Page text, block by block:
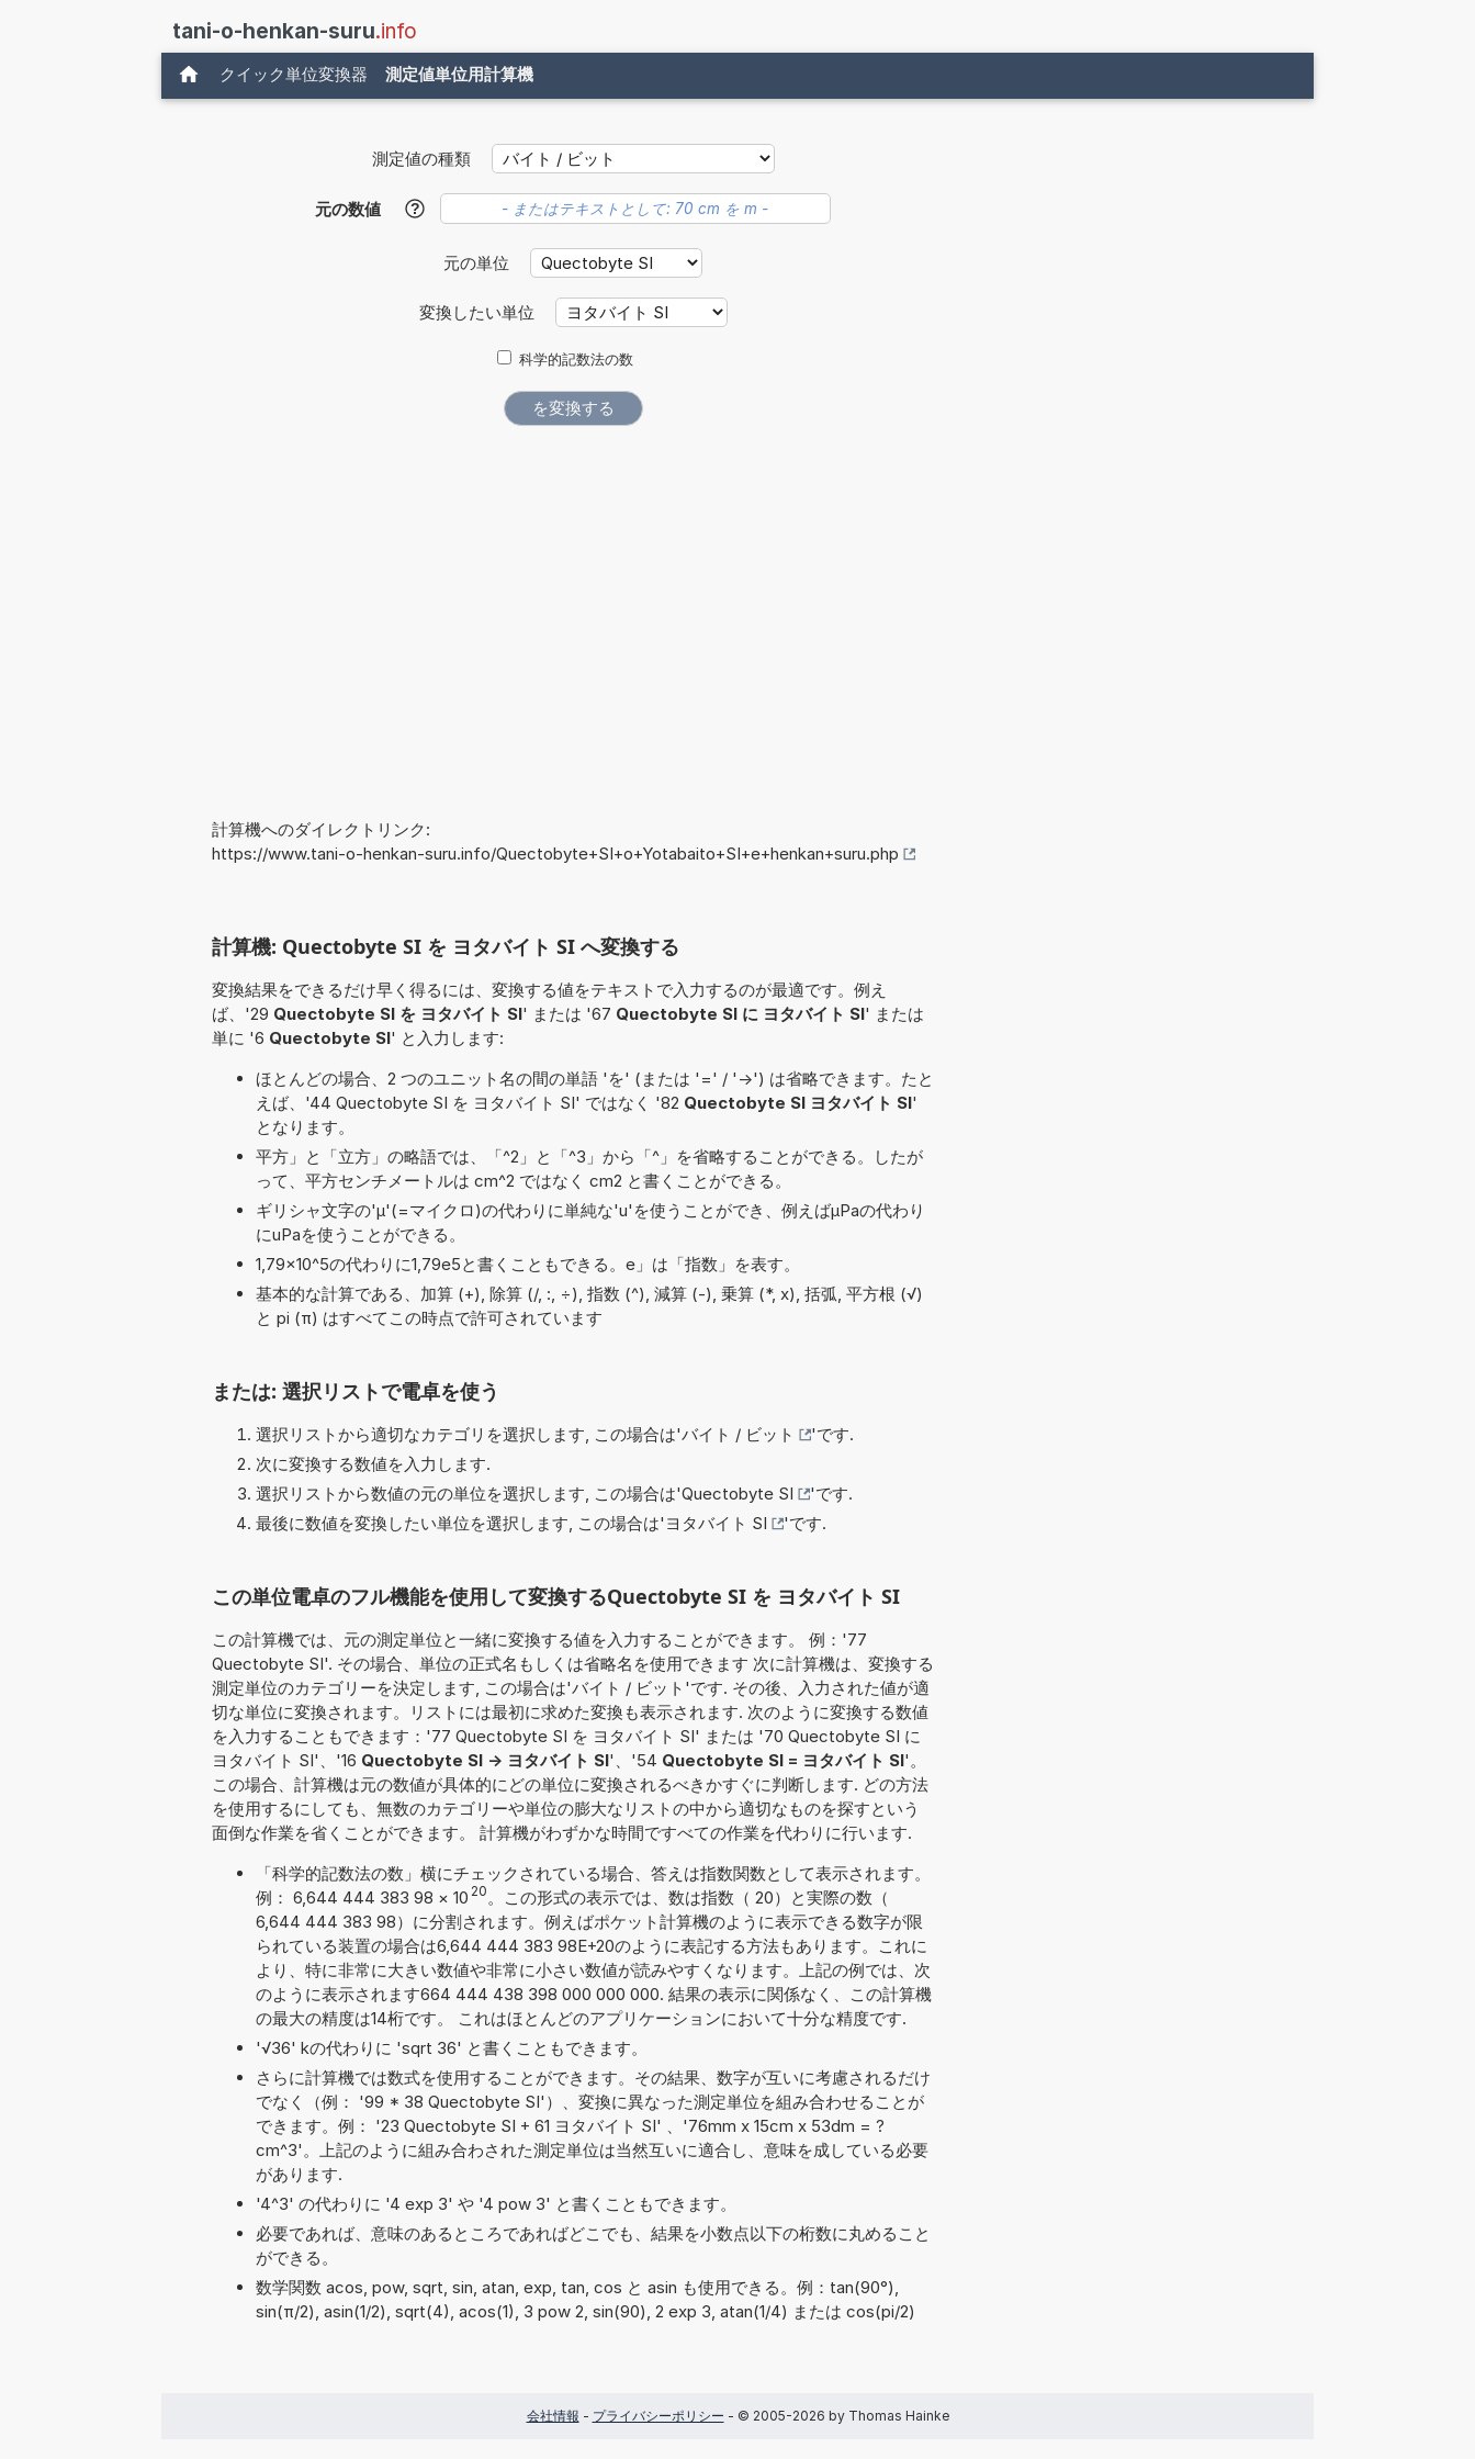
tani-o-henkan-suru.info
クイック単位変換器 測定値単位用計算機
測定値の種類
元の数値 ?
元の単位
変換したい単位
科学的記数法の数
計算機へのダイレクトリンク:
https://www.tani-o-henkan-suru.info/Quectobyte+SI+o+Yotabaito+SI+e+henkan+suru.php
計算機: Quectobyte SI を ヨタバイト SI へ変換する
変換結果をできるだけ早く得るには、変換する値をテキストで入力するのが最適です。例え
ば、'29 Quectobyte SI を ヨタバイト SI' または '67 Quectobyte SI に ヨタバイト SI' または
単に '6 Quectobyte SI' と入力します:
ほとんどの場合、2 つのユニット名の間の単語 'を' (または '=' / '->') は省略できます。たと
えば、'44 Quectobyte SI を ヨタバイト SI' ではなく '82 Quectobyte SI ヨタバイト SI'
となります。
平方」と「立方」の略語では、「^2」と「^3」から「^」を省略することができる。したが
って、平方センチメートルは cm^2 ではなく cm2 と書くことができる。
ギリシャ文字の'μ'(=マイクロ)の代わりに単純な'u'を使うことができ、例えばµPaの代わり
にuPaを使うことができる。
1,79×10^5の代わりに1,79e5と書くこともできる。e」は「指数」を表す。
基本的な計算である、加算 (+), 除算 (/, :, ÷), 指数 (^), 減算 (-), 乗算 (*, x), 括弧, 平方根 (√)
と pi (π) はすべてこの時点で許可されています
または: 選択リストで電卓を使う
選択リストから適切なカテゴリを選択します, この場合は'バイト / ビット
'です.
次に変換する数値を入力します.
選択リストから数値の元の単位を選択します, この場合は'Quectobyte SI
'です.
最後に数値を変換したい単位を選択します, この場合は' ヨタバイト SI 'です.
この単位電卓のフル機能を使用して変換するQuectobyte SI を ヨタバイト SI
この計算機では、元の測定単位と一緒に変換する値を入力することができます。 例：'77
Quectobyte SI'. その場合、単位の正式名もしくは省略名を使用できます 次に計算機は、変換する
測定単位のカテゴリーを決定します, この場合は'バイト / ビット'です. その後、入力された値が適
切な単位に変換されます。リストには最初に求めた変換も表示されます. 次のように変換する数値
を入力することもできます：'77 Quectobyte SI を ヨタバイト SI' または '70 Quectobyte SI に
ヨタバイト SI'、'16 Quectobyte SI -> ヨタバイト SI'、'54 Quectobyte SI = ヨタバイト SI'。
この場合、計算機は元の数値が具体的にどの単位に変換されるべきかすぐに判断します. どの方法
を使用するにしても、無数のカテゴリーや単位の膨大なリストの中から適切なものを探すという
面倒な作業を省くことができます。 計算機がわずかな時間ですべての作業を代わりに行います.
「科学的記数法の数」横にチェックされている場合、答えは指数関数として表示されます。
例： 6,644 444 383 98 × 10 20 。この形式の表示では、数は指数（ 20）と実際の数（
6,644 444 383 98）に分割されます。例えばポケット計算機のように表示できる数字が限
られている装置の場合は6,644 444 383 98E+20のように表記する方法もあります。これに
より、特に非常に大きい数値や非常に小さい数値が読みやすくなります。上記の例では、次
のように表示されます664 444 438 398 000 000 000. 結果の表示に関係なく、この計算機
の最大の精度は14桁です。 これはほとんどのアプリケーションにおいて十分な精度です.
'√36' kの代わりに 'sqrt 36' と書くこともできます。
さらに計算機では数式を使用することができます。その結果、数字が互いに考慮されるだけ
でなく（例： '99 * 38 Quectobyte SI'）、変換に異なった測定単位を組み合わせることが
できます。例： '23 Quectobyte SI + 61 ヨタバイト SI' 、'76mm x 15cm x 53dm = ?
cm^3'。上記のように組み合わされた測定単位は当然互いに適合し、意味を成している必要
があります.
'4^3' の代わりに '4 exp 3' や '4 pow 3' と書くこともできます。
必要であれば、意味のあるところであればどこでも、結果を小数点以下の桁数に丸めること
ができる。
数学関数 acos, pow, sqrt, sin, atan, exp, tan, cos と asin も使用できる。例：tan(90°),
sin(π/2), asin(1/2), sqrt(4), acos(1), 3 pow 2, sin(90), 2 exp 3, atan(1/4) または cos(pi/2)
会社情報 - プライバシーポリシー - © 2005-2026 by Thomas Hainke